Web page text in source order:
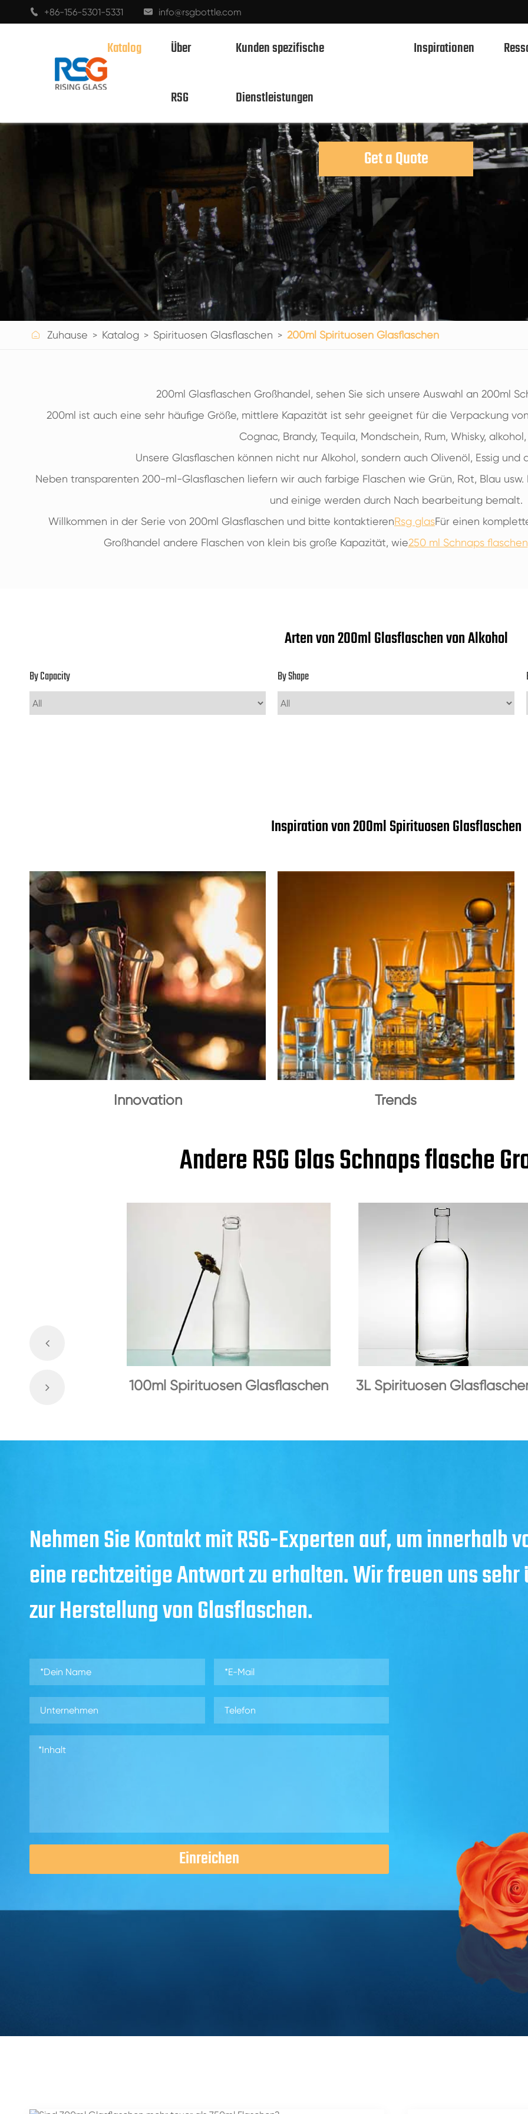
 +86-156-5301-5331  info@rsgbottle.com
Katalog
SPIRITUOSEN GLASFLASCHEN
BIERFLASCHEN
ÖL-FLASCHEN
GETRÄNKE FLASCHEN AUS GLAS
WASSERGLAS FLASCHEN
GLAS GLÄSER
750ml Spirituosen Glasflaschen
700ml Spirituosen Glasflaschen
500ml Spirituosen Glasflaschen
1L Spirituosen Glasflaschen
50ml Spirituosen Glasflaschen
100ml Spirituosen Glasflaschen
200ml Spirituosen Glasflaschen
250ml Spirituosen Glasflaschen
375ml Spirituosen Glasflaschen
150ml Spirituosen Glasflaschen
Über
RSG
Kunden spezifische
Dienstleistungen
Inspirationen
200ml Spirituosen
Get a Quote
 Zuhause Katalog Spirituosen Glasflaschen 200ml Spirituosen Glasflaschen
200ml Glasflaschen Großhandel, sehen Sie sich unsere Auswahl an 200ml
200ml ist auch eine sehr häufige Größe, mittlere Kapazität ist sehr geeignet für die Verpackung
Cognac, Brandy, Tequila, Mondschein, Rum, Whisky, alkohol,
Unsere Glasflaschen können nicht nur Alkohol, sondern auch Olivenöl, Essig
Neben transparenten 200-ml-Glasflaschen liefern wir auch farbige Flaschen wie Grün, Rot, Blau
und einige werden durch Nach bearbeitung bemalt.
Willkommen in der Serie von 200ml Glasflaschen und bitte kontaktierenRsg glasFür einen
Großhandel andere Flaschen von klein bis große Kapazität, wie250 ml Schnaps flaschen
Arten von 200ml Glasflaschen von Alkohol
By Capacity By Shape
Inspiration von 200ml Spirituosen Glasflaschen
Innovation Trends
Andere RSG Glas Schnaps flasche
100ml Spirituosen Glasflaschen 3L Spirituosen
Nehmen Sie Kontakt mit RSG-Experten auf, um innerhalb
eine rechtzeitige Antwort zu erhalten. Wir freuen uns sehr
zur Herstellung von Glasflaschen.
Einreichen